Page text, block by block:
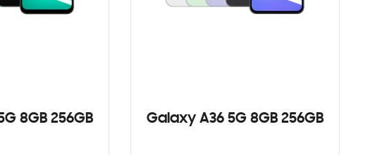
8GB 256GB Galaxy A36 5G 8GB 256GB